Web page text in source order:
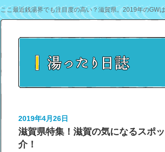
ここ最近銭湯界でも注目度の高い？滋賀県。2019年のGW
2019年4月26日
滋賀県特集！滋賀の気になるスポ
介！